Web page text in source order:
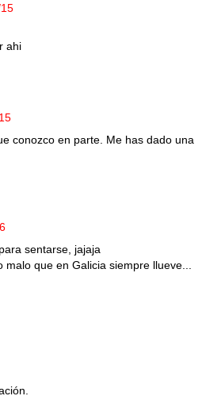
ahi
conozco en parte. Me has dado una
sentarse, jajaja
malo que en Galicia siempre llueve...